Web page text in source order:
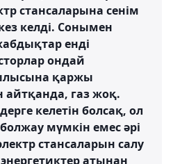
стансаларына сенім
келді. Сонымен
енді
ондай
қаржы
газ жоқ.
келетін болсақ, ол
мүмкін емес әрі
стансаларын салу
атынан